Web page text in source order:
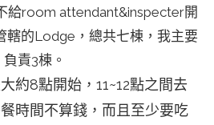
給room attendant&inspecter開
轄的Lodge，總共七棟，我主要
負責3棟。
約8點開始，11~12點之間去
時間不算錢，而且至少要吃